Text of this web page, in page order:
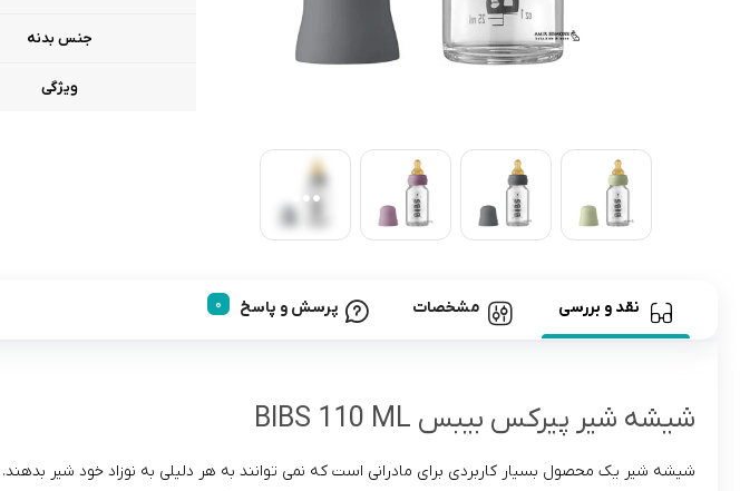
جنس بدنه
ویژگی
نقد و بررسی مشخصات پرسش و پاسخ
شیشه شیر پیرکس بیبس BIBS 110 ML
شیشه شیر یک محصول بسیار کاربردی برای مادرانی است که نمی توانند به هر دلیلی به نوزاد خود شیر بدهند.